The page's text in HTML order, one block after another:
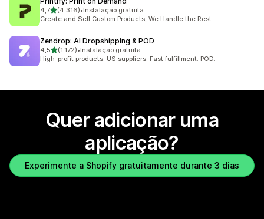
4,7de 5 estrelas
(4.316)
4316 total de avaliações
•Instalação gratuita
Create and Sell Custom Products, We Handle the Rest.
Zendrop: AI Dropshipping & POD
4,5de 5 estrelas
(1.172)
1172 total de avaliações
•Instalação gratuita
High-profit products. US suppliers. Fast fulfillment. POD.
Quer adicionar uma
aplicação?
Experimente a Shopify gratuitamente durante 3 dias